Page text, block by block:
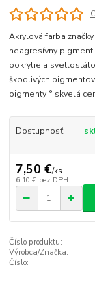
Akrylová farba
neagresívny pigment
pokrytie a
škodlivých
pigmenty ° skvelá
Dostupnosť
7,50 €/ks
6,10 € bez DPH
Číslo produktu:
Výrobca/Značka:
Číslo: